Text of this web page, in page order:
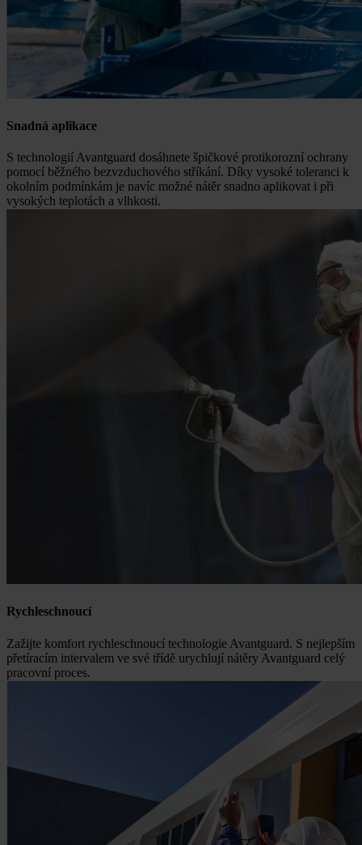
Snadná aplikace
S technologií Avantguard dosáhnete špičkové protikorozní ochrany
pomocí běžného bezvzduchového stříkání. Díky vysoké toleranci k
okolním podmínkám je navíc možné nátěr snadno aplikovat i při
vysokých teplotách a vlhkosti.
Rychleschnoucí
Zažijte komfort rychleschnoucí technologie Avantguard. S nejlepším
přetíracím intervalem ve své třídě urychlují nátěry Avantguard celý
pracovní proces.